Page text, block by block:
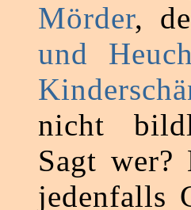
Mörder,
und
nicht
Sagt
jedenfalls